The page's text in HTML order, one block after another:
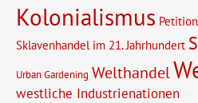
Kolonialismus Petition
Sklavenhandel im 21. Jahrhundert
Urban Gardening Welthandel
westliche Industrienationen